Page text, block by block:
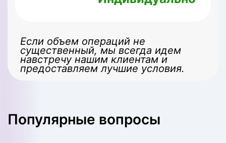
Если объем операций не
существенный, мы всегда идем
навстречу нашим клиентам и
предоставляем лучшие условия.
Популярные вопросы